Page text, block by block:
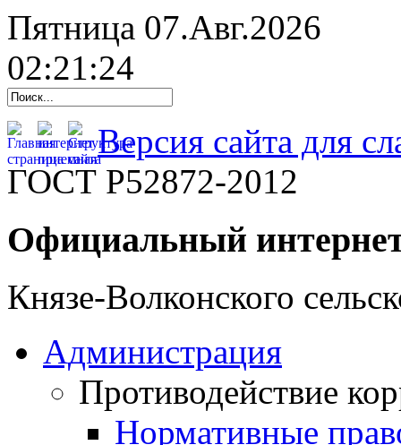
Пятница 07.Авг.2026
02:21:25
Версия сайта для
ГОСТ Р52872-2012
Официальный
Князе-Волконского
Администрация
Противодействие
Нормативные